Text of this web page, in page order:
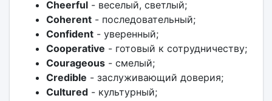
Cheerful- веселый, светлый;
Coherent- последовательный;
Confident- уверенный;
Cooperative - готовый к сотрудничеству;
Courageous- смелый;
Credible - заслуживающий доверия;
Cultured- культурный;